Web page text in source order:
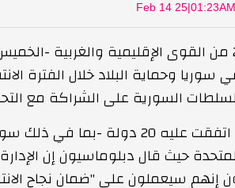
Feb 14 25|01:23AM
اتفقت 20 من القوى الإقليمية
سوريا وحماية البلاد خلال الفترة
السورية على الشراكة مع
وفي بيان اتفقت عليه 20 دولة
حيث قال دبلوماسيون إن
إنهم سيعملون على "ضمان نجاح